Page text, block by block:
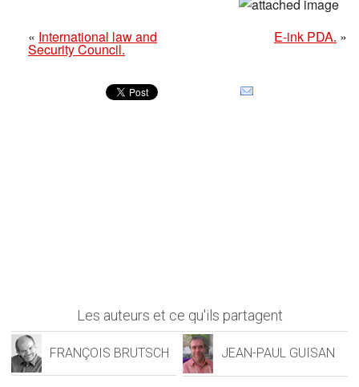
« International law and
Security Council.
E-ink PDA. »
Les auteurs et ce qu'ils partagent
FRANÇOIS BRUTSCH JEAN-PAUL GUISAN